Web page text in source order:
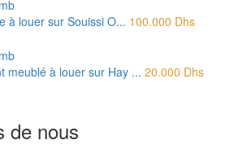
à louer sur Souissi O... 100.000 Dhs
meublé à louer sur Hay ... 20.000 Dhs
de nous